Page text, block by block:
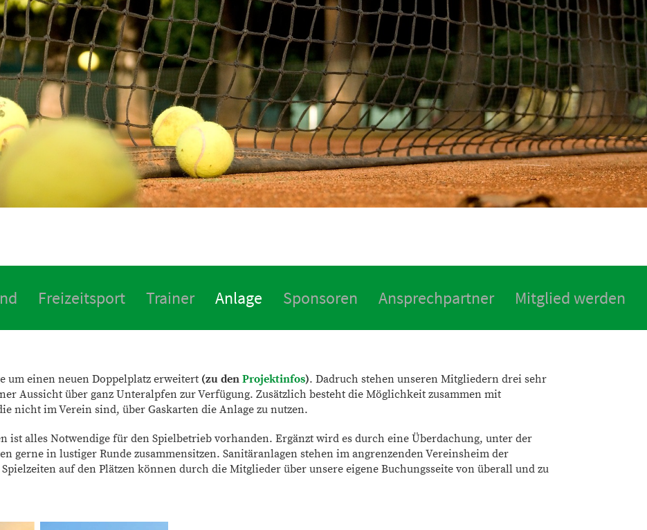
Freizeitsport Trainer Anlage Sponsoren Ansprechpartner Mitglied werden
um einen neuen Doppelplatz erweitert (zu den Projektinfos). Dadruch stehen unseren Mitgliedern drei sehr
Aussicht über ganz Unteralpfen zur Verfügung. Zusätzlich besteht die Möglichkeit zusammen mit
nicht im Verein sind, über Gaskarten die Anlage zu nutzen.
ist alles Notwendige für den Spielbetrieb vorhanden. Ergänzt wird es durch eine Überdachung, unter der
gerne in lustiger Runde zusammensitzen. Sanitäranlagen stehen im angrenzenden Vereinsheim der
auf den Plätzen können durch die Mitglieder über unsere eigene Buchungsseite von überall und zu